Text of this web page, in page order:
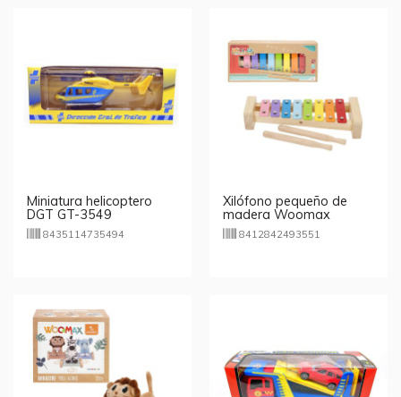
Miniatura helicoptero
DGT GT-3549
8435114735494
Xilófono pequeño de
madera Woomax
8412842493551